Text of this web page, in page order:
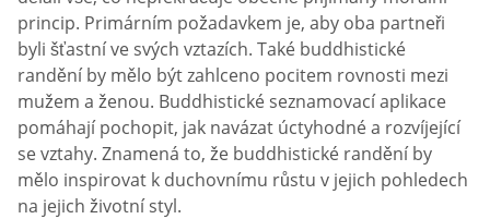
princip. Primárním požadavkem je, aby oba partneři
byli šťastní ve svých vztazích. Také buddhistické
randění by mělo být zahlceno pocitem rovnosti mezi
mužem a ženou. Buddhistické seznamovací aplikace
pomáhají pochopit, jak navázat úctyhodné a rozvíjející
se vztahy. Znamená to, že buddhistické randění by
mělo inspirovat k duchovnímu růstu v jejich pohledech
na jejich životní styl.